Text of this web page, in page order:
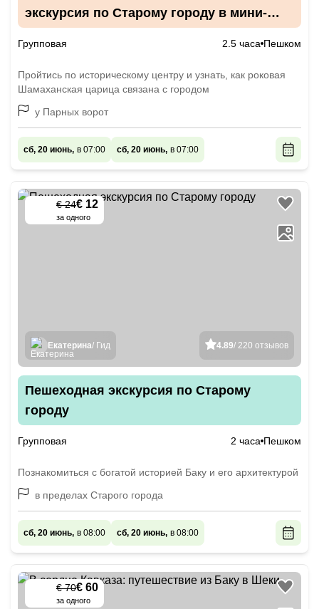
экскурсия по Старому городу в мини-
Групповая 2.5 часа Пешком
Пройтись по историческому центру и узнать, как роковая
Шамаханская царица связана с городом
у Парных ворот
сб, 20 июнь, в 07:00 сб, 20 июнь, в 07:00
€ 24€ 12
за одного
4.89/ 220 отзывов
Екатерина/ Гид
Пешеходная экскурсия по Старому
городу
Групповая 2 часа Пешком
Познакомиться с богатой историей Баку и его архитектурой
в пределах Старого города
сб, 20 июнь, в 08:00 сб, 20 июнь, в 08:00
€ 70€ 60
за одного